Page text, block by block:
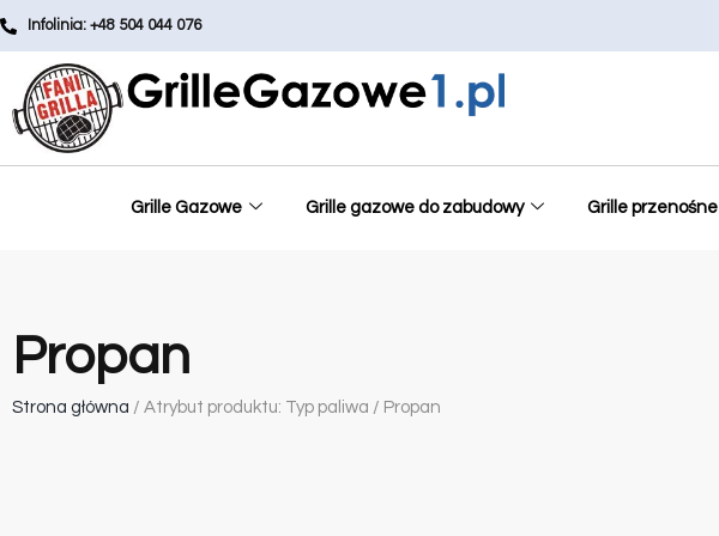
Infolinia: +48 504 044 076
Grille Gazowe Grille gazowe do zabudowy Grille przenośne
Propan
Strona główna / Atrybut produktu: Typ paliwa / Propan